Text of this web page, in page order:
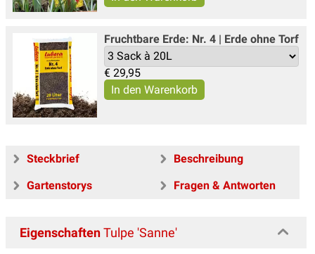
Fruchtbare Erde: Nr. 4 | Erde ohne Torf
€ 29,95
Steckbrief
Beschreibung
Gartenstorys
Fragen & Antworten
EigenschaftenTulpe 'Sanne'